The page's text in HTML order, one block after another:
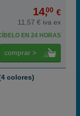
14,00 €
11,57 € iva ex
EN 24 HORAS
comprar >
colores)